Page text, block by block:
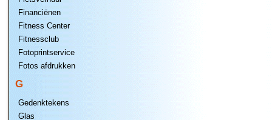
Financiënen
Fitness Center
Fitnessclub
Fotoprintservice
Fotos afdrukken
G
Gedenktekens
Glas